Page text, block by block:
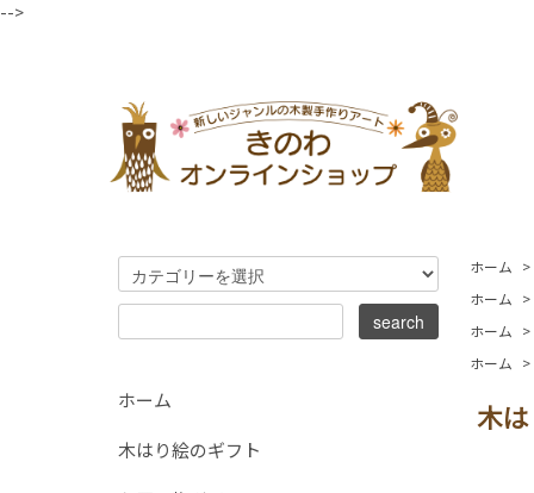
-->
ホーム >
ホーム >
ホーム >
ホーム >
木
ホーム
木はり絵のギフト